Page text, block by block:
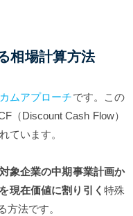
相場計算方法
ムアプローチです。この
（Discount Cash Flow）
ています。
対象企業の中期事業計画か
現在価値に割り引く 特殊
方法です。